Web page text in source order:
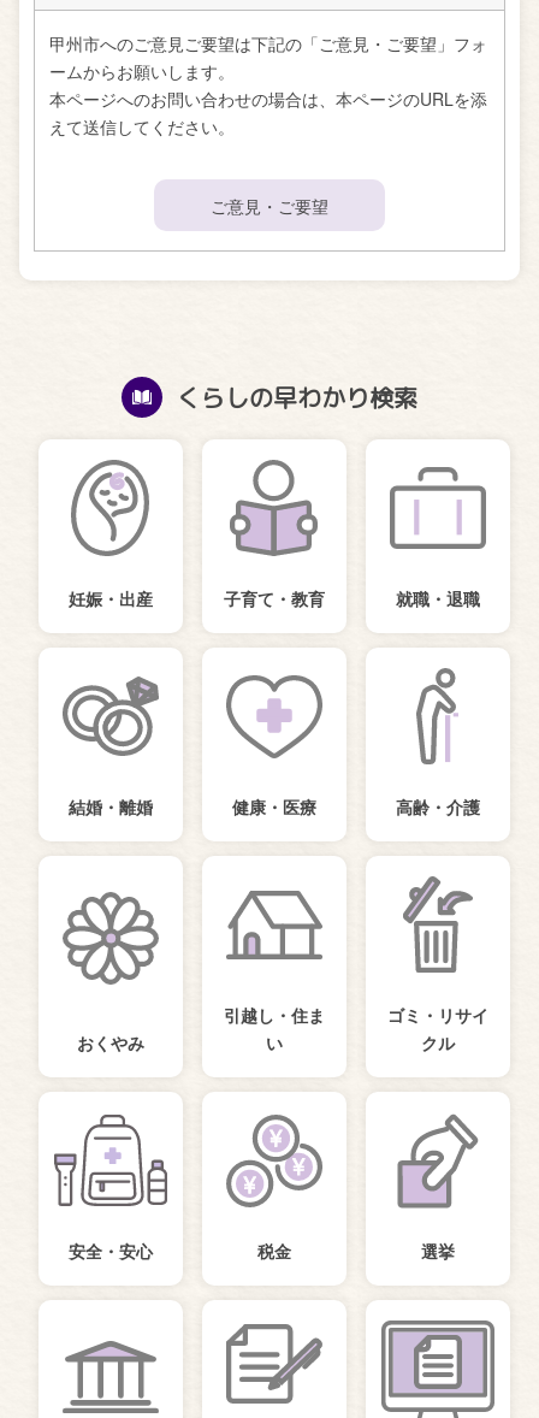
甲州市へのご意見ご要望は下記の「ご意見・ご要望」フォ
ームからお願いします。
本ページへのお問い合わせの場合は、本ページのURLを添
えて送信してください。
ご意見・ご要望
くらしの早わかり検索
妊娠・出産 子育て・教育 就職・退職
結婚・離婚 健康・医療 高齢・介護
おくやみ
引越し・住ま
い
ゴミ・リサイ
クル
安全・安心 税金 選挙